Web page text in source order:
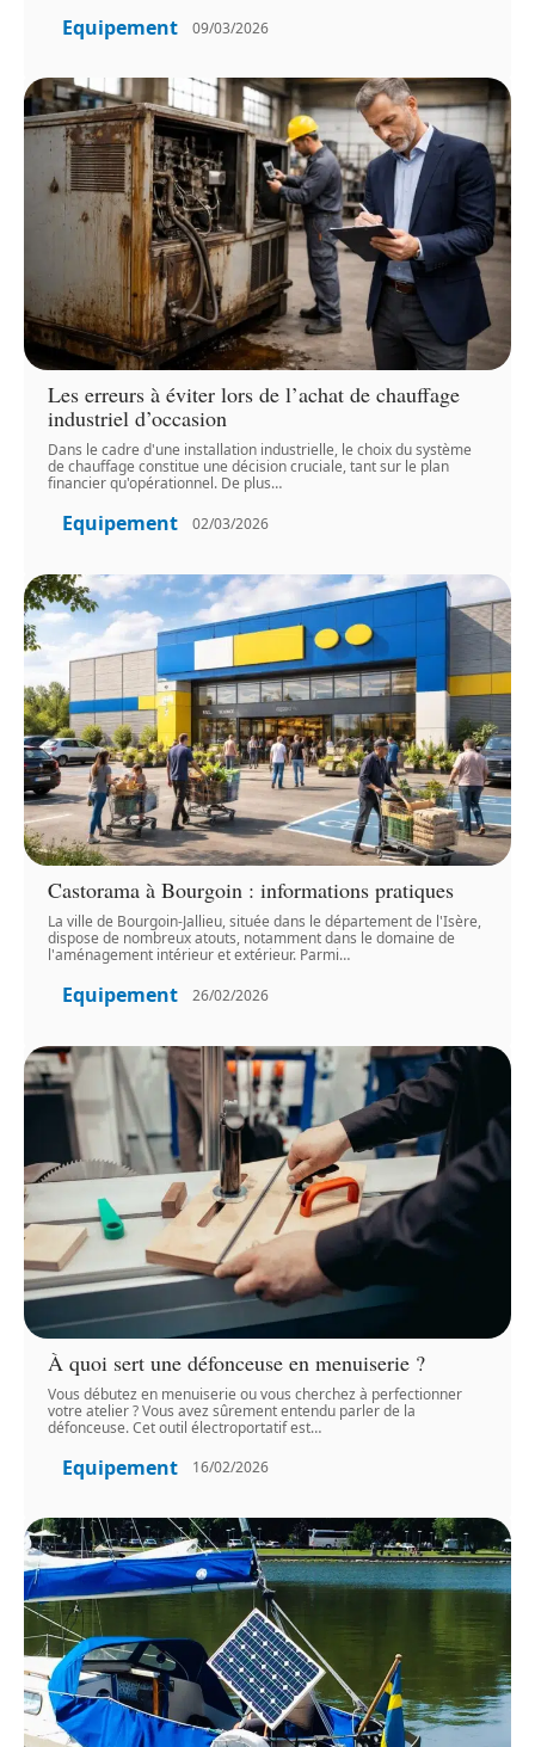
Equipement 09/03/2026
Les erreurs à éviter lors de l’achat de chauffage
industriel d’occasion
Dans le cadre d'une installation industrielle, le choix du système
de chauffage constitue une décision cruciale, tant sur le plan
financier qu'opérationnel. De plus…
Equipement 02/03/2026
Castorama à Bourgoin : informations pratiques
La ville de Bourgoin-Jallieu, située dans le département de l'Isère,
dispose de nombreux atouts, notamment dans le domaine de
l'aménagement intérieur et extérieur. Parmi…
Equipement 26/02/2026
À quoi sert une défonceuse en menuiserie ?
Vous débutez en menuiserie ou vous cherchez à perfectionner
votre atelier ? Vous avez sûrement entendu parler de la
défonceuse. Cet outil électroportatif est…
Equipement 16/02/2026